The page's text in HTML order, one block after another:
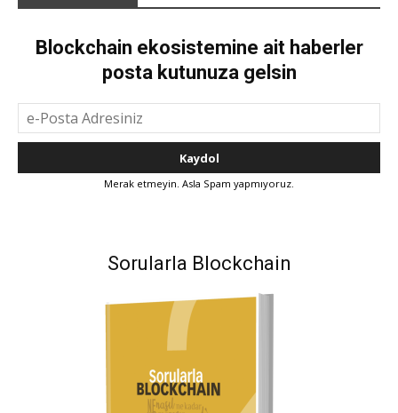
Blockchain ekosistemine ait haberler
posta kutunuza gelsin
Merak etmeyin. Asla Spam yapmıyoruz.
Sorularla Blockchain